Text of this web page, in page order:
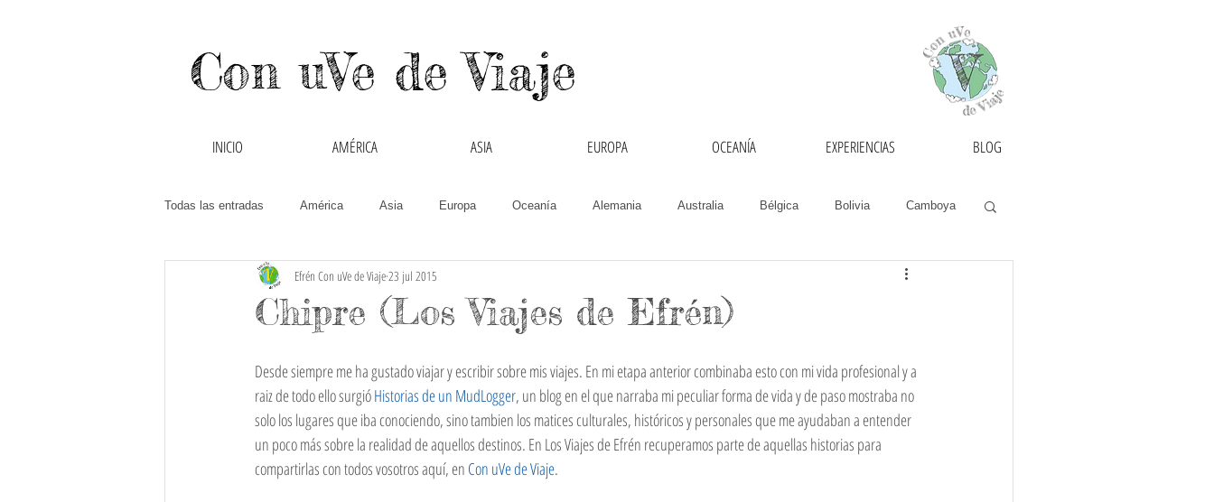
Con uVe de Viaje
INICIO AMÉRICA ASIA EUROPA OCEANÍA EXPERIENCIAS BLOG
Todas las entradas América Asia Europa Oceanía Alemania Australia Bélgica Bolivia Camboya
Chile China Chipre
Nepal Lituania
Chipre (Los Viajes de Efrén)
Efrén Con uVe de Viaje 23 jul 2015
Desde siempre me ha gustado viajar y escribir sobre mis viajes. En mi etapa anterior combinaba esto con mi vida profesional y a
raiz de todo ello surgió Historias de un MudLogger, un blog en el que narraba mi peculiar forma de vida y de paso mostraba no
solo los lugares que iba conociendo, sino tambien los matices culturales, históricos y personales que me ayudaban a entender
un poco más sobre la realidad de aquellos destinos. En Los Viajes de Efrén recuperamos parte de aquellas historias para
compartirlas con todos vosotros aquí, en Con uVe de Viaje.